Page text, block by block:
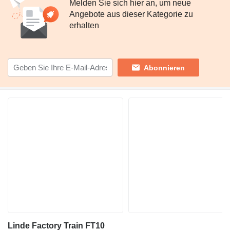
Melden Sie sich hier an, um neue
Angebote aus dieser Kategorie zu
erhalten
Abonnieren
Linde Factory Train FT10